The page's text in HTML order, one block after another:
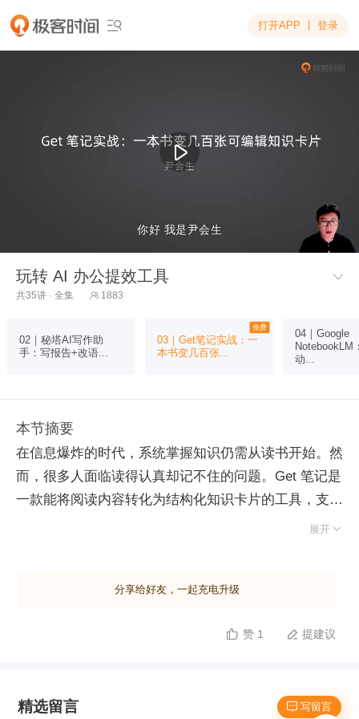
 打开APP 登录
你好 我是尹会生
你好 我是尹会生
玩转 AI 办公提效工具 
共35讲 · 全集  1883
02｜秘塔AI写作助
手：写报告+改语...
免费
03｜Get笔记实战：一
本书变几百张...
04｜Google
NotebookLM
动...
本节摘要
在信息爆炸的时代，系统掌握知识仍需从读书开始。然
而，很多人面临读得认真却记不住的问题。Get 笔记是
一款能将阅读内容转化为结构化知识卡片的工具，支持
多端登录和多种导入方式，如得到、微信读书等。其基
能提炼阶段，利用内置 AI 助手提供总结、润色等功
辑标题、批注和标签，进一步完善笔记；最后，导出阶
息转化为结构化知识图谱，实现跨书比较和综合提炼，
展开 
分享给好友，一起充电升级
 赞 1  提建议
 写留言
精选留言